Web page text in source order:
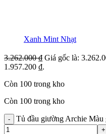
Xanh Mint Nhạt
3.262.000₫ Giá gốc là:
1.957.200 ₫.
Còn 100 trong kho
Còn 100 trong kho
Tủ đầu giường Archie Màu